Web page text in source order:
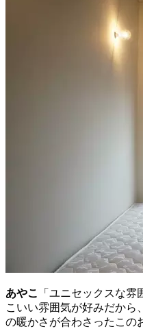
あやこ
「ユニセックスな
こいい雰囲気が好みだから
の暖かさが合わさったこの